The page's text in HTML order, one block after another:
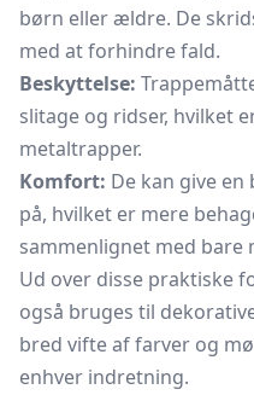
børn eller ældre. De
med at forhindre fald.
Beskyttelse:
slitage og ridser, hvilket
metaltrapper.
Komfort: De kan give
på, hvilket er mere
sammenlignet med
Ud over disse praktiske
også bruges til
bred vifte af farver og
enhver indretning.